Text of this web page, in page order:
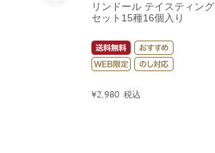
リンドール テイスティング
セット15種16個入り
¥2,980 税込